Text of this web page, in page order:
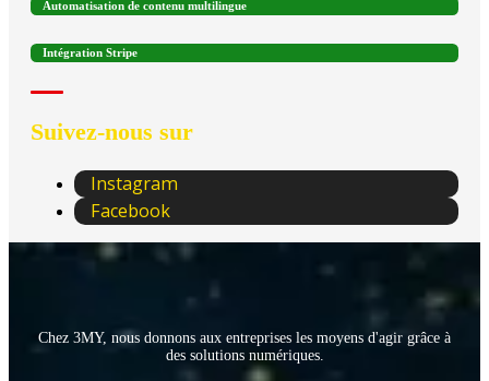
Automatisation de contenu multilingue
Intégration Stripe
Suivez-nous sur
Instagram
Facebook
Chez 3MY, nous donnons aux entreprises les moyens d'agir grâce à
des solutions numériques.